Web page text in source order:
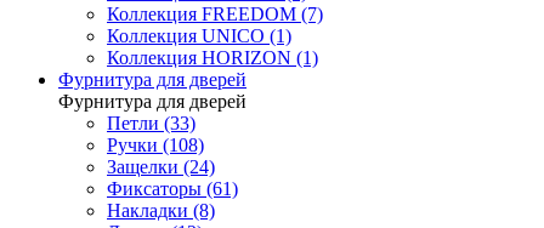
Коллекция FREEDOM (7)
Коллекция UNICO (1)
Коллекция HORIZON (1)
Фурнитура для дверей
Фурнитура для дверей
Петли (33)
Ручки (108)
Защелки (24)
Фиксаторы (61)
Накладки (8)